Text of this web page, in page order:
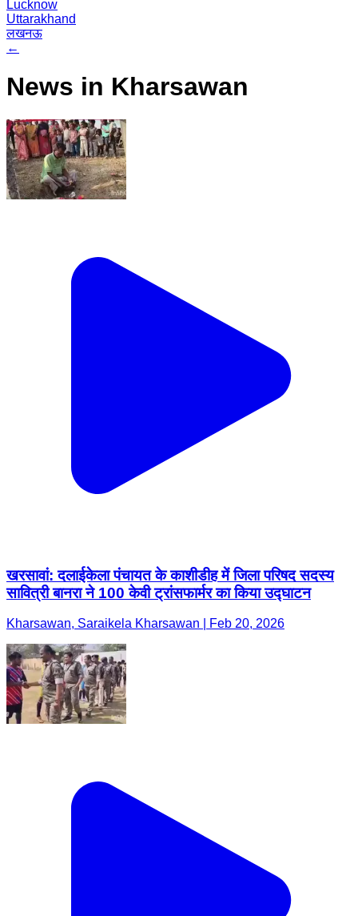
Lucknow
Uttarakhand
लखनऊ
←
News in Kharsawan
खरसावां: दलाईकेला पंचायत के काशीडीह में जिला परिषद सदस्य
सावित्री बानरा ने 100 केवी ट्रांसफार्मर का किया उद्घाटन
Kharsawan, Saraikela Kharsawan | Feb 20, 2026